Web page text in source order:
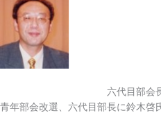
六代目部会
青年部会改選、六代目部長に鈴木啓